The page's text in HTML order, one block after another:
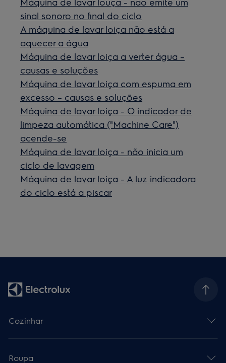
sinal sonoro no final do ciclo
A máquina de lavar loiça não está a
aquecer a água
Máquina de lavar loiça a verter água –
causas e soluções
Máquina de lavar loiça com espuma em
excesso – causas e soluções
Máquina de lavar loiça - O indicador de
limpeza automática ("Machine Care")
acende-se
Máquina de lavar loiça - não inicia um
ciclo de lavagem
Máquina de lavar loiça - A luz indicadora
do ciclo está a piscar
Cozinhar
Roupa